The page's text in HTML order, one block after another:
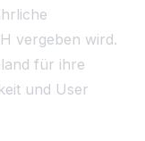
vergeben wird.
für ihre
und User